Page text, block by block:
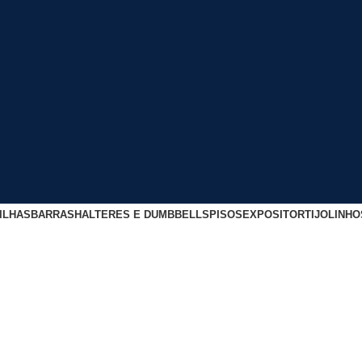
BARRAS HALTERES E DUMBBELLS PISOS EXPOSITOR